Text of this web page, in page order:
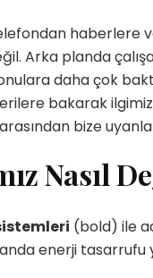
haberlere
Arka planda
daha çok
bakarak
bize
Nasıl
(bold) ile
enerji tasarrufu